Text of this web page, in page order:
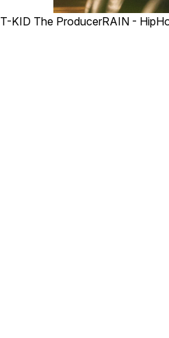
T-KID The ProducerRAIN -